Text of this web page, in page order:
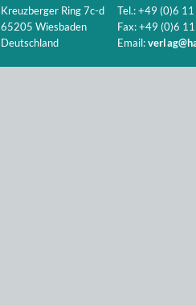
Kreuzberger Ring 7c-d
65205 Wiesbaden
Deutschland
Tel.: +49 (0)6
Fax: +49 (0)6
Email: